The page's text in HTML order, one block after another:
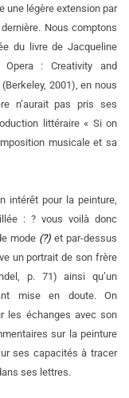
une légère extension par
Nous comptons
du livre de Jacqueline
: Creativity and
2001), en nous
n’aurait pas pris ses
littéraire « Si on
musicale et sa
intérêt pour la peinture,
: ? vous voilà donc
mode (?)et par-dessus
un portrait de son frère
p. 71) ainsi qu’un
mise en doute. On
les échanges avec son
sur la peinture
ses capacités à tracer
ses lettres.